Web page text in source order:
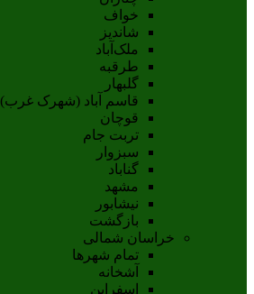
خواف
شاندیز
ملک‌آباد
طرقبه
گلبهار
قاسم آباد (شهرک غرب)
قوچان
تربت جام
سبزوار
گناباد
مشهد
نيشابور
بازگشت
خراسان شمالی
تمام شهر‌ها
آشخانه
اسفراين